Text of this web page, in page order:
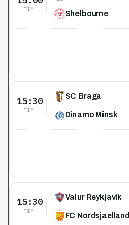
FIM
Shelbourne
15:30
FIM
SC Braga
Dinamo Minsk
15:30
FIM
Valur Reykjavik
FC Nordsjaelland